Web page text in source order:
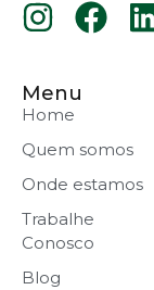
Menu
Home
Quem somos
Onde estamos
Trabalhe
Conosco
Blog